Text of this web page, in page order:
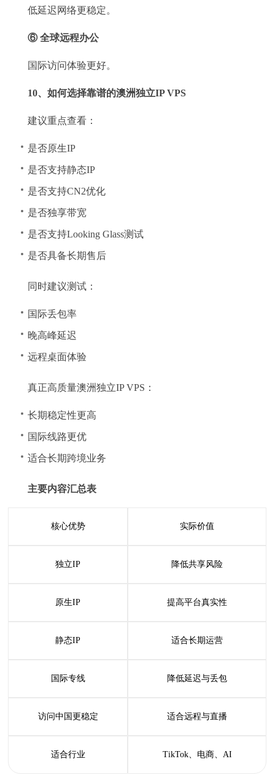
低延迟网络更稳定。
⑥ 全球远程办公
国际访问体验更好。
10、如何选择靠谱的澳洲独立IP VPS
建议重点查看：
是否原生IP
是否支持静态IP
是否支持CN2优化
是否独享带宽
是否支持Looking Glass测试
是否具备长期售后
同时建议测试：
国际丢包率
晚高峰延迟
远程桌面体验
真正高质量澳洲独立IP VPS：
长期稳定性更高
国际线路更优
适合长期跨境业务
主要内容汇总表
核心优势 实际价值
独立IP 降低共享风险
原生IP 提高平台真实性
静态IP 适合长期运营
国际专线 降低延迟与丢包
访问中国更稳定 适合远程与直播
适合行业 TikTok、电商、AI